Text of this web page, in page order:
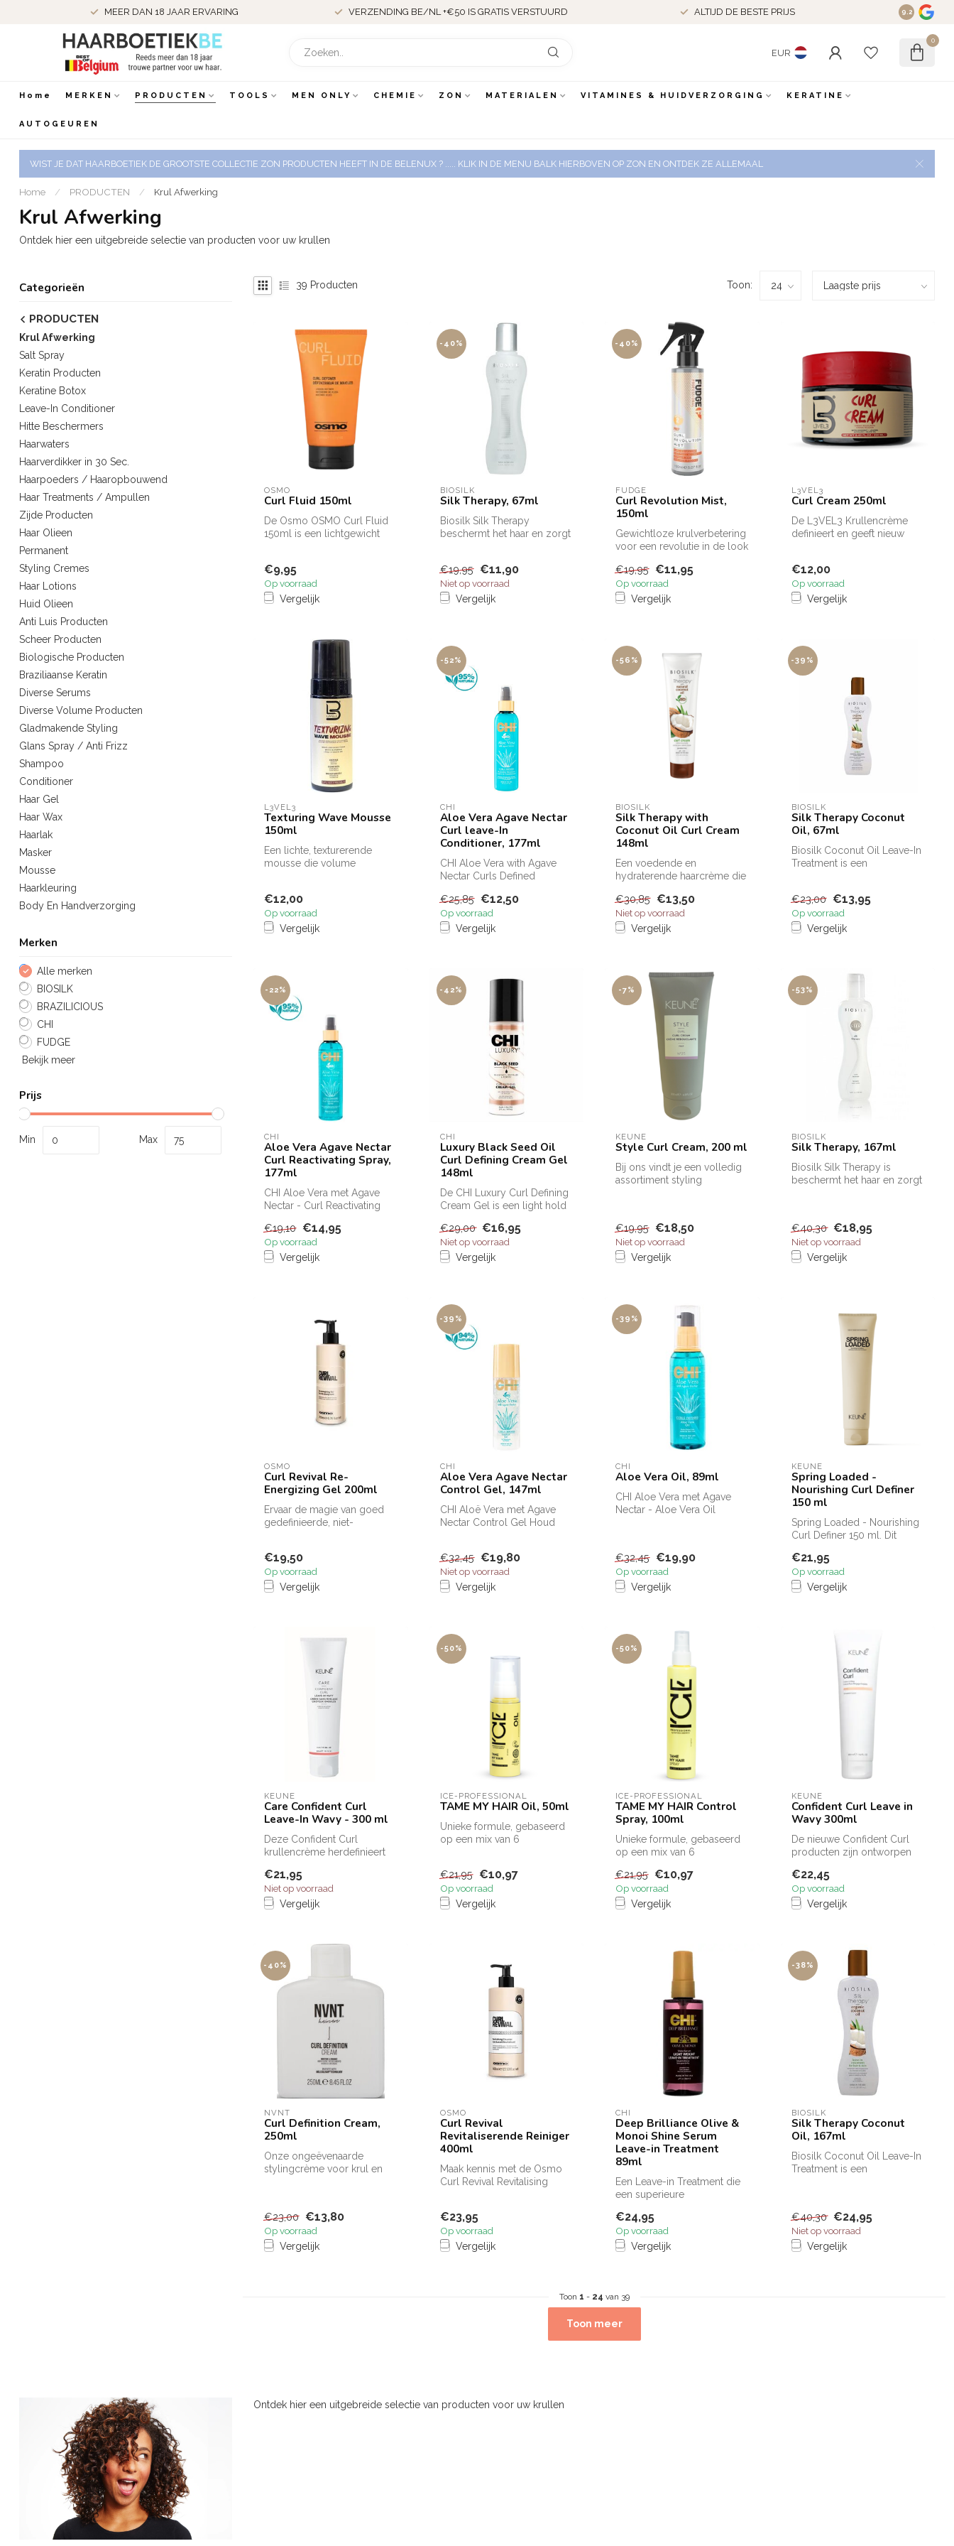
MEER DAN 18 JAAR ERVARING VERZENDING BE/NL +€50 IS GRATIS VERSTUURD ALTIJD DE BESTE PRIJS 9.2
EUR
0
Home MERKEN PRODUCTEN TOOLS MEN ONLY CHEMIE ZON MATERIALEN VITAMINES & HUIDVERZORGING KERATINE
AUTOGEUREN
WIST JE DAT HAARBOETIEK DE GROOTSTE COLLECTIE ZON PRODUCTEN HEEFT IN DE BELENUX ? ..... KLIK IN DE MENU BALK HIERBOVEN OP ZON EN ONTDEK ZE ALLEMAAL
Home / PRODUCTEN / Krul Afwerking
Krul Afwerking
Ontdek hier een uitgebreide selectie van producten voor uw krullen
Categorieën
PRODUCTEN
Krul Afwerking
Salt Spray
Keratin Producten
Keratine Botox
Leave-In Conditioner
Hitte Beschermers
Haarwaters
Haarverdikker in 30 Sec.
Haarpoeders / Haaropbouwend
Haar Treatments / Ampullen
Zijde Producten
Haar Olieen
Permanent
Styling Cremes
Haar Lotions
Huid Olieen
Anti Luis Producten
Scheer Producten
Biologische Producten
Braziliaanse Keratin
Diverse Serums
Diverse Volume Producten
Gladmakende Styling
Glans Spray / Anti Frizz
Shampoo
Conditioner
Haar Gel
Haar Wax
Haarlak
Masker
Mousse
Haarkleuring
Body En Handverzorging
Merken
Alle merken
BIOSILK
BRAZILICIOUS
CHI
FUDGE
Bekijk meer
Prijs
Min Max
39 Producten Toon:
OSMO
Curl Fluid 150ml
De Osmo OSMO Curl Fluid
150ml is een lichtgewicht
€9,95
Op voorraad
Vergelijk
-40%
BIOSILK
Silk Therapy, 67ml
Biosilk Silk Therapy
beschermt het haar en zorgt
€19,95 €11,90
Niet op voorraad
Vergelijk
-40%
FUDGE
Curl Revolution Mist,
150ml
Gewichtloze krulverbetering
voor een revolutie in de look
€19,95 €11,95
Op voorraad
Vergelijk
L3VEL3
Curl Cream 250ml
De L3VEL3 Krullencrème
definieert en geeft nieuw
€12,00
Op voorraad
Vergelijk
L3VEL3
Texturing Wave Mousse
150ml
Een lichte, texturerende
mousse die volume
€12,00
Op voorraad
Vergelijk
-52%
CHI
Aloe Vera Agave Nectar
Curl leave-In
Conditioner, 177ml
CHI Aloe Vera with Agave
Nectar Curls Defined
verlevendig...
€25,85 €12,50
Op voorraad
Vergelijk
-56%
BIOSILK
Silk Therapy with
Coconut Oil Curl Cream
148ml
Een voedende en
hydraterende haarcrème die
weelderige krullen.
€30,85 €13,50
Niet op voorraad
Vergelijk
-39%
BIOSILK
Silk Therapy Coconut
Oil, 67ml
Biosilk Coconut Oil Leave-In
Treatment is een
€23,00 €13,95
Op voorraad
Vergelijk
-22%
CHI
Aloe Vera Agave Nectar
Curl Reactivating Spray,
177ml
CHI Aloe Vera met Agave
Nectar - Curl Reactivating
en...
€19,10 €14,95
Op voorraad
Vergelijk
-42%
CHI
Luxury Black Seed Oil
Curl Defining Cream Gel
148ml
De CHI Luxury Curl Defining
Cream Gel is een light hold
€29,00 €16,95
Niet op voorraad
Vergelijk
-7%
KEUNE
Style Curl Cream, 200 ml
Bij ons vindt je een volledig
assortiment styling
€19,95 €18,50
Niet op voorraad
Vergelijk
-53%
BIOSILK
Silk Therapy, 167ml
Biosilk Silk Therapy is
beschermt het haar en zorgt
€40,30 €18,95
Niet op voorraad
Vergelijk
OSMO
Curl Revival Re-
Energizing Gel 200ml
Ervaar de magie van goed
gedefinieerde, niet-
€19,50
Op voorraad
Vergelijk
-39%
CHI
Aloe Vera Agave Nectar
Control Gel, 147ml
CHI Aloë Vera met Agave
Nectar Control Gel Houd
€32,45 €19,80
Niet op voorraad
Vergelijk
-39%
CHI
Aloe Vera Oil, 89ml
CHI Aloe Vera met Agave
Nectar - Aloe Vera Oil
€32,45 €19,90
Op voorraad
Vergelijk
KEUNE
Spring Loaded -
Nourishing Curl Definer
150 ml
Spring Loaded - Nourishing
Curl Definer 150 ml. Dit
ontwikke...
€21,95
Op voorraad
Vergelijk
KEUNE
Care Confident Curl
Leave-In Wavy - 300 ml
Deze Confident Curl
krullencrème herdefinieert
biedt e...
€21,95
Niet op voorraad
Vergelijk
-50%
ICE-PROFESSIONAL
TAME MY HAIR Oil, 50ml
Unieke formule, gebaseerd
op een mix van 6
€21,95 €10,97
Op voorraad
Vergelijk
-50%
ICE-PROFESSIONAL
TAME MY HAIR Control
Spray, 100ml
Unieke formule, gebaseerd
op een mix van 6
& voedt...
€21,95 €10,97
Op voorraad
Vergelijk
KEUNE
Confident Curl Leave in
Wavy 300ml
De nieuwe Confident Curl
producten zijn ontworpen
Lab...
€22,45
Op voorraad
Vergelijk
-40%
NVNT
Curl Definition Cream,
250ml
Onze ongeëvenaarde
stylingcrème voor krul en
€23,00 €13,80
Op voorraad
Vergelijk
OSMO
Curl Revival
Revitaliserende Reiniger
400ml
Maak kennis met de Osmo
Curl Revival Revitalising
€23,95
Op voorraad
Vergelijk
CHI
Deep Brilliance Olive &
Monoi Shine Serum
Leave-in Treatment
89ml
Een Leave-in Treatment die
een superieure
en natuurlij...
€24,95
Op voorraad
Vergelijk
-38%
BIOSILK
Silk Therapy Coconut
Oil, 167ml
Biosilk Coconut Oil Leave-In
Treatment is een
€40,30 €24,95
Niet op voorraad
Vergelijk
Toon 1 - 24 van 39
Toon meer
Ontdek hier een uitgebreide selectie van producten voor uw krullen